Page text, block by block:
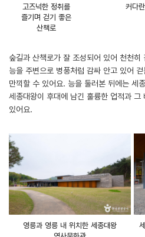
고즈넉한 정취를
즐기며 걷기 좋은
산책로
커다
숲길과 산책로가 잘 조성되어 있어 천천
능을 주변으로 병풍처럼 감싸 안고 있어
만끽할 수 있어요. 능을 둘러본 뒤에는 세
세종대왕이 후대에 남긴 훌륭한 업적과
있어요.
영릉과 영릉 내 위치한 세종대왕